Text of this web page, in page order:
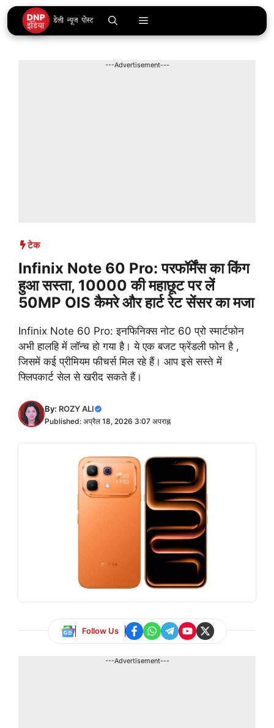
Skip
to
content
Menu
---Advertisement---
टेक
Infinix Note 60 Pro: परफॉर्मेंस का किंग
हुआ सस्ता, 10000 की महाछूट पर लें
50MP OIS कैमरे और हार्ट रेट सेंसर का मजा
Infinix Note 60 Pro: इनफिनिक्स नोट 60 प्रो स्मार्टफोन
अभी हालहि में लॉन्च हो गया है। ये एक बजट फ्रेंडली फोन है ,
जिसमें कई प्रीमियम फीचर्स मिल रहे हैं। आप इसे सस्ते में
फ्लिपकार्ट सेल से खरीद सकते हैं।
By: ROZY ALI
Published: अप्रैल 18, 2026 3:07 अपराह्न
Follow Us
---Advertisement---